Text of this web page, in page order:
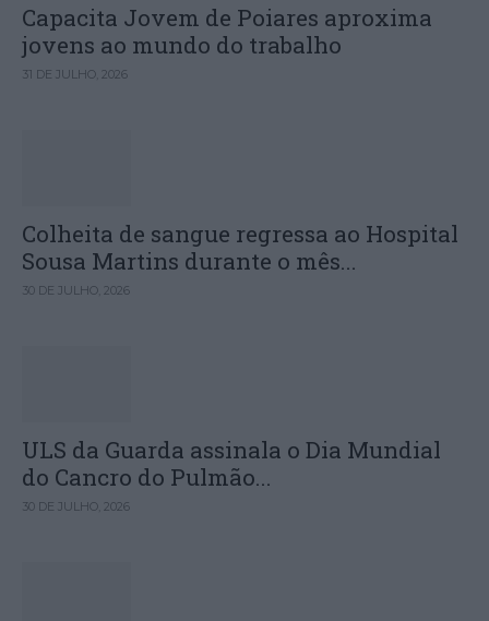
Capacita Jovem de Poiares aproxima
jovens ao mundo do trabalho
31 DE JULHO, 2026
Colheita de sangue regressa ao Hospital
Sousa Martins durante o mês...
30 DE JULHO, 2026
ULS da Guarda assinala o Dia Mundial
do Cancro do Pulmão...
30 DE JULHO, 2026